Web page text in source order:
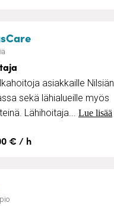
– Jalkahoitaja
asiakkaille Nilsiän
sekä lähialueille myös
Lähihoitaja... Lue lisää
€ / h
Tilat ja catering